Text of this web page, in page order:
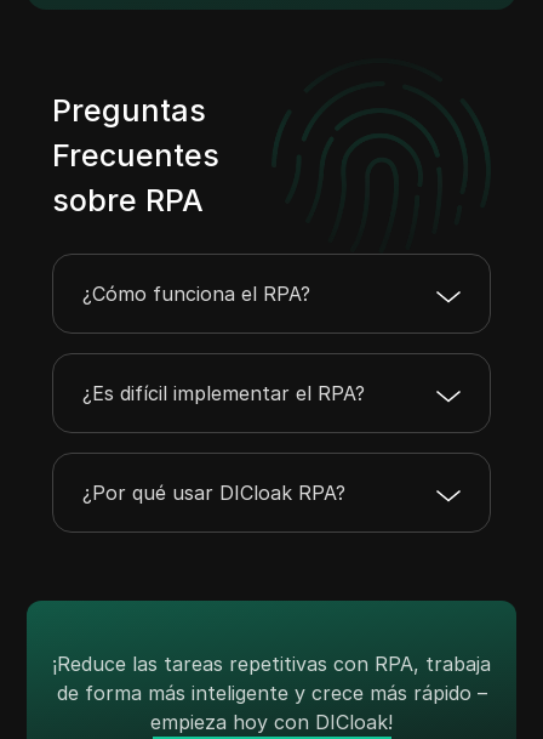
Preguntas
Frecuentes
sobre RPA
¿Cómo funciona el RPA?
¿Es difícil implementar el RPA?
¿Por qué usar DICloak RPA?
¡Reduce las tareas repetitivas con RPA, trabaja
de forma más inteligente y crece más rápido –
empieza hoy con DICloak!